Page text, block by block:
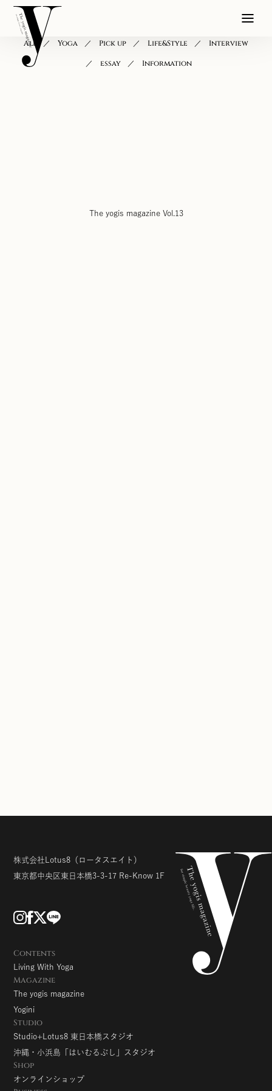
All Yoga Pick up Life&Style Interview
essay Information
The yogis magazine Vol.13
株式会社Lotus8 （ロータスエイト）
東京都中央区東日本橋3-3-17 Re-Know 1F
Contents
Living With Yoga
Magazine
The yogis magazine
Yogini
Studio
Studio+Lotus8 東日本橋スタジオ
沖縄・小浜島「はいむるぶし」スタジオ
Shop
オンラインショップ